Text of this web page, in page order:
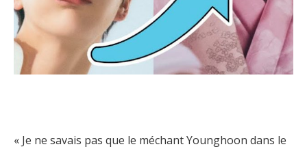
« Je ne savais pas que le méchant Younghoon dans le